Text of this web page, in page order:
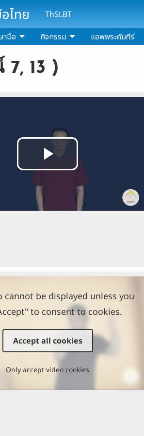
ไทย ThSLBT
ามือ กิจกรรม แอพพระคัมภีร์
13 )
Play
Video
cannot be displayed unless you
to consent to cookies.
Accept all cookies
Only accept video cookies